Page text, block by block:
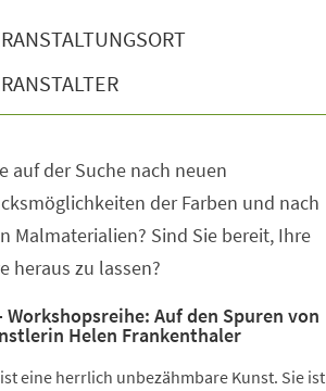
auf der Suche nach neuen
der Farben und nach
Malmaterialien? Sind Sie bereit, Ihre
heraus zu lassen?
Workshopsreihe: Auf den Spuren von
Helen Frankenthaler
eine herrlich unbezähmbare Kunst. Sie ist